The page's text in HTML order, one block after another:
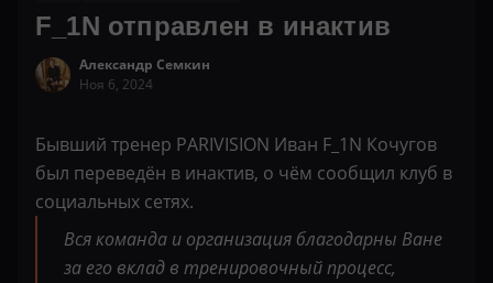
F_1N отправлен в инактив
Александр Семкин
Ноя 6, 2024
Бывший тренер PARIVISION Иван F_1N Кочугов
был переведён в инактив, о чём сообщил клуб в
социальных сетях.
Вся команда и организация благодарны Ване
за его вклад в тренировочный процесс,